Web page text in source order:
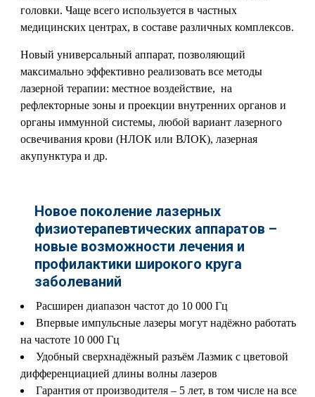
головки. Чаще всего используется в частных
медицинских центрах, в составе различных комплексов.
Новый универсальный аппарат, позволяющий
максимально эффективно реализовать все методы
лазерной терапии: местное воздействие, на
рефлекторные зоны и проекции внутренних органов и
органы иммунной системы, любой вариант лазерного
освечивания крови (НЛОК или ВЛОК), лазерная
акупунктура и др.
Новое поколение лазерных
физиотерапевтических аппаратов –
новые возможности лечения и
профилактики широкого круга
заболеваний
Расширен диапазон частот до 10 000 Гц
Впервые импульсные лазеры могут надёжно работать
на частоте 10 000 Гц
Удобный сверхнадёжный разъём Лазмик с цветовой
дифференциацией длины волны лазеров
Гарантия от производителя – 5 лет, в том числе на все